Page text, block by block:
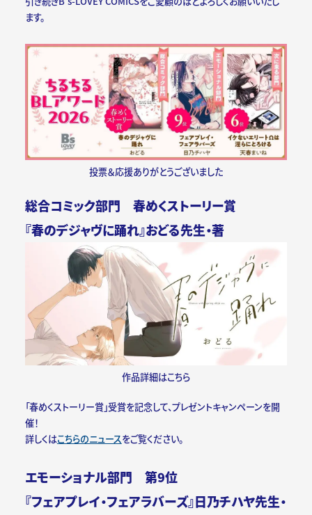
ます。
投票＆応援ありがとうございました
総合コミック部門 春めくストーリー賞
『春のデジャヴに踊れ』おどる先生・著
作品詳細はこちら
「春めくストーリー賞」受賞を記念して、プレゼントキャンペーンを開
催！
詳しくはこちらのニュースをご覧ください。
エモーショナル部門 第9位
『フェアプレイ・フェアラバーズ』日乃チハヤ先生・